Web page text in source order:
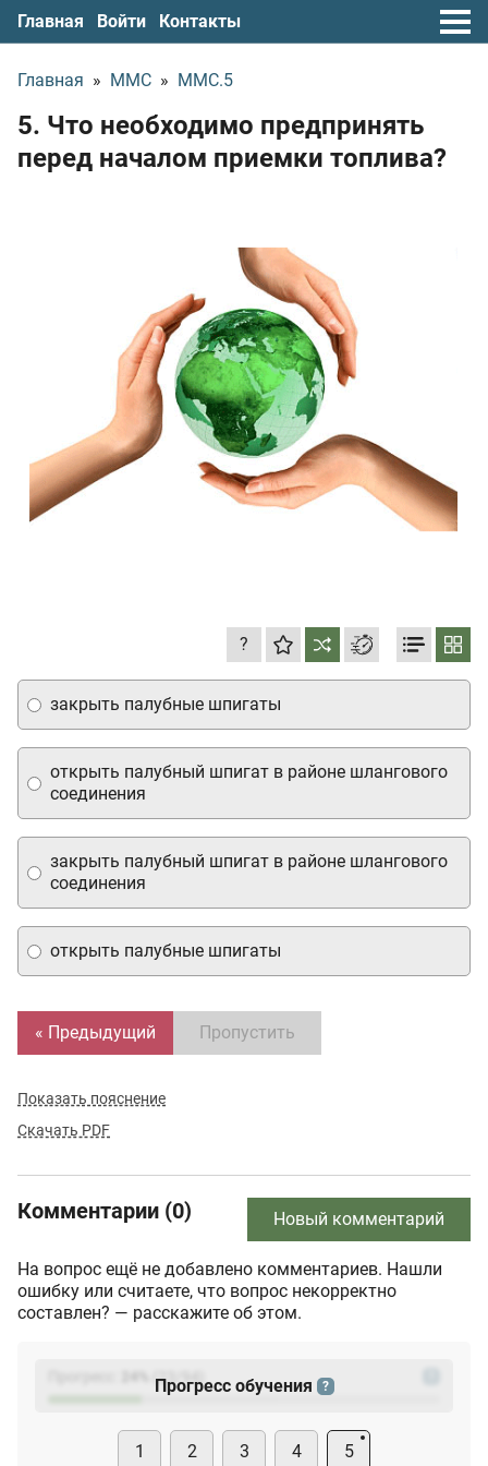
Главная Войти Контакты
Главная » ММС » ММС.5
5. Что необходимо предпринять
перед началом приемки топлива?
?
закрыть палубные шпигаты
открыть палубные шпигаты
закрыть палубный шпигат в районе шлангового
соединения
открыть палубный шпигат в районе шлангового
соединения
« Предыдущий Пропустить
Показать пояснение
Скачать PDF
Комментарии (0) Новый комментарий
На вопрос ещё не добавлено комментариев. Нашли
ошибку или считаете, что вопрос некорректно
составлен? — расскажите об этом.
(23
Прогресс обучения ?
1 2 3 4 5